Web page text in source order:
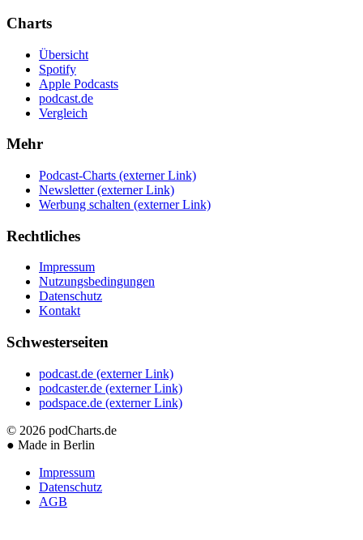
Charts
Übersicht
Spotify
Apple Podcasts
podcast.de
Vergleich
Mehr
Podcast-Charts (externer Link)
Newsletter (externer Link)
Werbung schalten (externer Link)
Rechtliches
Impressum
Nutzungsbedingungen
Datenschutz
Kontakt
Schwesterseiten
podcast.de (externer Link)
podcaster.de (externer Link)
podspace.de (externer Link)
© 2026 podCharts.de
● Made in Berlin
Impressum
Datenschutz
AGB